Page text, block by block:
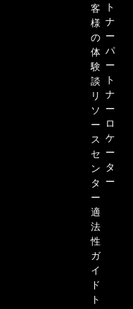
客
様
の
体
験
談
リ
ソ
ー
ス
セ
ン
タ
ー
適
法
性
ガ
イ
ド
ト
ト
ナ
ー
パ
ー
ト
ナ
ー
ロ
ケ
ー
タ
ー